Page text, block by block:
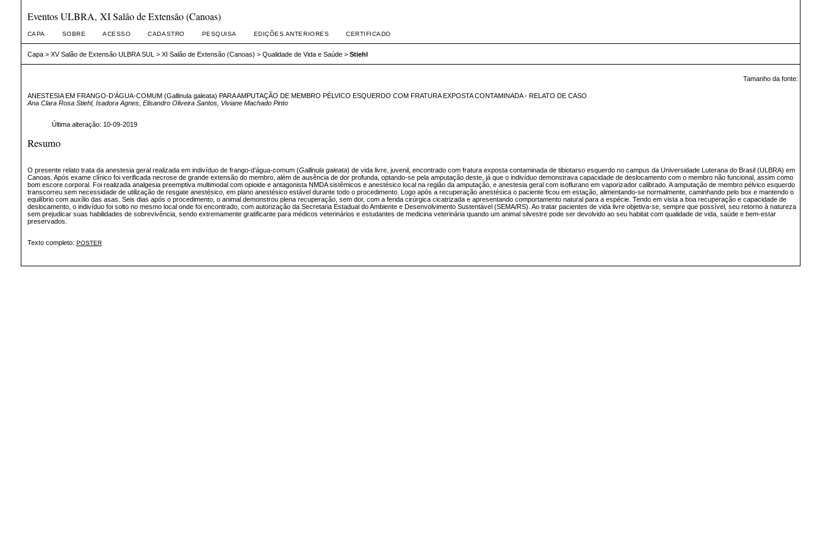
Eventos ULBRA, XI Salão de Extensão (Canoas)
CAPA SOBRE ACESSO CADASTRO PESQUISA EDIÇÕES ANTERIORES CERTIFICADO
Capa> XV Salão de Extensão ULBRA SUL > XI Salão de Extensão (Canoas) > Qualidade de Vida e Saúde> Stiehl
Tamanho da fonte:
ANESTESIA EM FRANGO-D’ÁGUA-COMUM (Gallinula galeata) PARA AMPUTAÇÃO DE MEMBRO PÉLVICO ESQUERDO COM FRATURA EXPOSTA CONTAMINADA - RELATO DE CASO
Ana Clara Rosa Stiehl, Isadora Agnes, Elisandro Oliveira Santos, Viviane Machado Pinto
Última alteração: 10-09-2019
Resumo
O presente relato trata da anestesia geral realizada em indivíduo de frango-d’água-comum (Gallinula galeata) de vida livre, juvenil, encontrado com fratura exposta contaminada de tibiotarso esquerdo no campus da Universidade Luterana do Brasil (ULBRA) em
Canoas. Após exame clínico foi verificada necrose de grande extensão do membro, além de ausência de dor profunda, optando-se pela amputação deste, já que o indivíduo demonstrava capacidade de deslocamento com o membro não funcional, assim como
bom escore corporal. Foi realizada analgesia preemptiva multimodal com opioide e antagonista NMDA sistêmicos e anestésico local na região da amputação, e anestesia geral com isoflurano em vaporizador calibrado. A amputação de membro pélvico esquerdo
transcorreu sem necessidade de utilização de resgate anestésico, em plano anestésico estável durante todo o procedimento. Logo após a recuperação anestésica o paciente ficou em estação, alimentando-se normalmente, caminhando pelo box e mantendo o
equilíbrio com auxílio das asas. Seis dias após o procedimento, o animal demonstrou plena recuperação, sem dor, com a ferida cirúrgica cicatrizada e apresentando comportamento natural para a espécie. Tendo em vista a boa recuperação e capacidade de
deslocamento, o indivíduo foi solto no mesmo local onde foi encontrado, com autorização da Secretaria Estadual do Ambiente e Desenvolvimento Sustentável (SEMA/RS). Ao tratar pacientes de vida livre objetiva-se, sempre que possível, seu retorno à natureza
sem prejudicar suas habilidades de sobrevivência, sendo extremamente gratificante para médicos veterinários e estudantes de medicina veterinária quando um animal silvestre pode ser devolvido ao seu habitat com qualidade de vida, saúde e bem-estar
preservados.
Texto completo: POSTER